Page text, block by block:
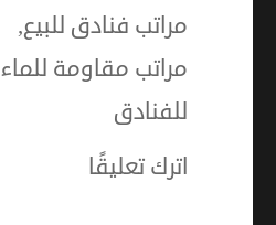
مراتب فنادق للبيع,
مراتب مقاومة للماء
للفنادق
اترك تعليقًا